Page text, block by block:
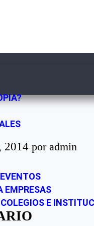
EMPRESAS
E
2014 por admin